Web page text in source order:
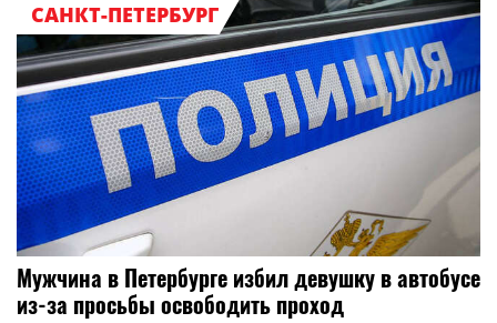
САНКТ-ПЕТЕРБУРГ
Мужчина в Петербурге избил девушку в автобусе
из-за просьбы освободить проход